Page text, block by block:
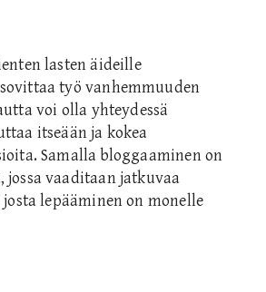
lasten äideille
työ vanhemmuuden
voi olla yhteydessä
itseään ja kokea
Samalla bloggaaminen on
jossa vaaditaan jatkuvaa
lepääminen on monelle